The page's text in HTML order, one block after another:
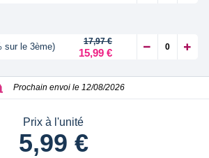
sur le 3ème) 17,97 €
15,99 €
Prochain envoi le 12/08/2026
Prix à l'unité
5,99 €